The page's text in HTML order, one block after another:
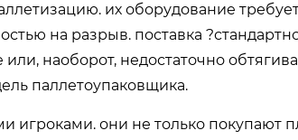
их оборудование
на разрыв. поставка
наоборот, недостаточно
паллетоупаковщика.
игроками. они не только покупают